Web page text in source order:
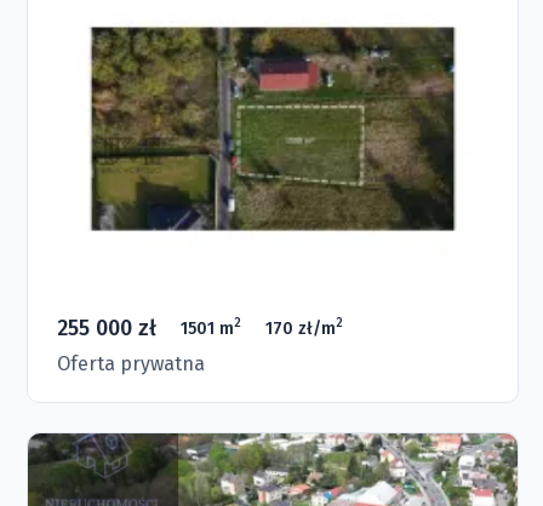
255 000 zł 1501 m2 170 zł/m2
Oferta prywatna